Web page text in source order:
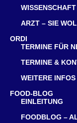
ARZT – SIE
ORDI
TERMINE FÜR
TERMINE &
WEITERE
FOOD-BLOG
EINLEITUNG
FOODBLOG –